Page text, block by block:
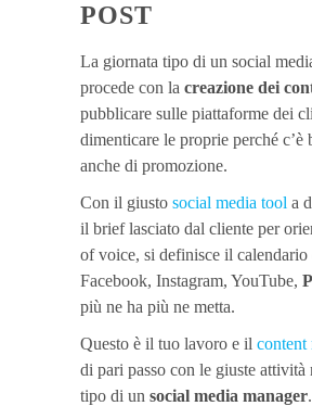
POST
La giornata tipo di un social
procede con la creazione dei
pubblicare sulle piattaforme dei
dimenticare le proprie perché c’è
anche di promozione.
Con il giusto social media tool a
il brief lasciato dal cliente per
of voice, si definisce il calendario
Facebook, Instagram, YouTube,
più ne ha più ne metta.
Questo è il tuo lavoro e il content
di pari passo con le giuste attività
tipo di un social media manager